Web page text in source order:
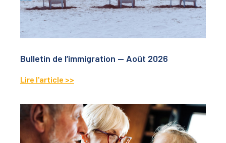
Bulletin de l’immigration — Août 2026
Lire l'article >>